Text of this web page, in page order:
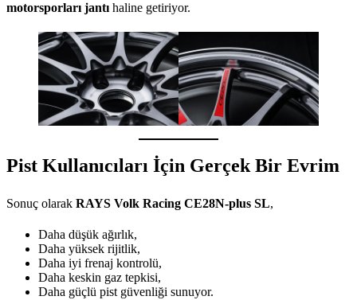
motorsporları jantı haline getiriyor.
Pist Kullanıcıları İçin Gerçek Bir Evrim
Sonuç olarak RAYS Volk Racing CE28N-plus SL,
Daha düşük ağırlık,
Daha yüksek rijitlik,
Daha iyi frenaj kontrolü,
Daha keskin gaz tepkisi,
Daha güçlü pist güvenliği sunuyor.